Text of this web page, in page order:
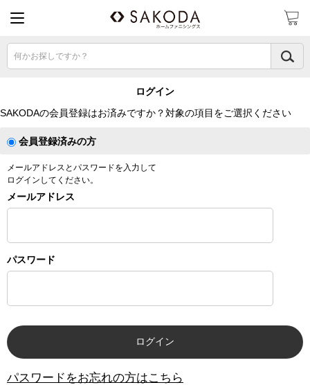
何かお探しですか？
ログイン
SAKODAの会員登録はお済みですか？対象の項目をご選択ください
会員登録済みの方
メールアドレスとパスワードを入力して
ログインしてください。
メールアドレス
パスワード
パスワードをお忘れの方はこちら